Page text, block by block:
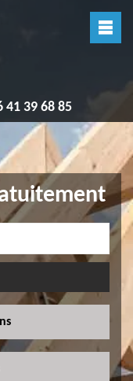
41 39 68 85